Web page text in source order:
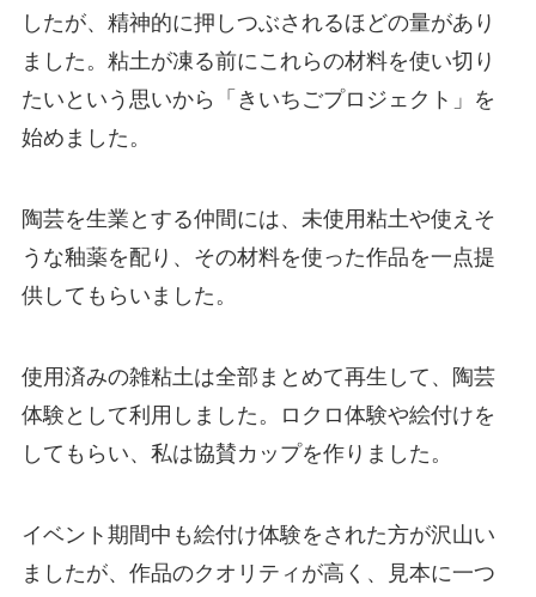
したが、精神的に押しつぶされるほどの量があり
ました。粘土が凍る前にこれらの材料を使い切り
たいという思いから「きいちごプロジェクト」を
始めました。
陶芸を生業とする仲間には、未使用粘土や使えそ
うな釉薬を配り、その材料を使った作品を一点提
供してもらいました。
使用済みの雑粘土は全部まとめて再生して、陶芸
体験として利用しました。ロクロ体験や絵付けを
してもらい、私は協賛カップを作りました。
イベント期間中も絵付け体験をされた方が沢山い
ましたが、作品のクオリティが高く、見本に一つ